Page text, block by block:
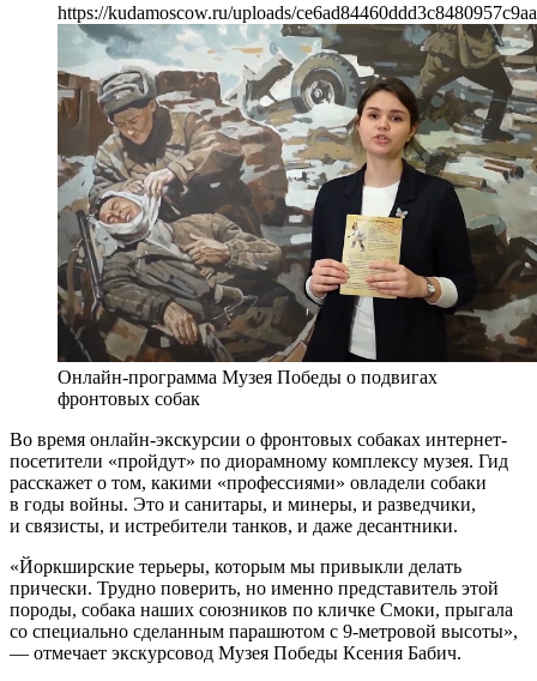
https://kudamoscow.ru/uploads/
Онлайн-программа Музея Победы о подвигах
фронтовых собак
Во время онлайн-экскурсии о фронтовых собаках интернет-
посетители «пройдут» по диорамному комплексу музея. Гид
расскажет о том, какими «профессиями» овладели собаки
в годы войны. Это и санитары, и минеры, и разведчики,
и связисты, и истребители танков, и даже десантники.
«Йоркширские терьеры, которым мы привыкли делать
прически. Трудно поверить, но именно представитель этой
породы, собака наших союзников по кличке Смоки, прыгала
со специально сделанным парашютом с 9-метровой высоты»,
— отмечает экскурсовод Музея Победы Ксения Бабич.